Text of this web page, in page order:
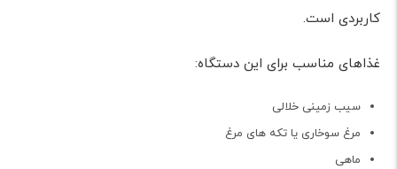
کاربردی است.
غذاهای مناسب برای این دستگاه:
سیب زمینی خلالی
مرغ سوخاری یا تکه های مرغ
ماهی